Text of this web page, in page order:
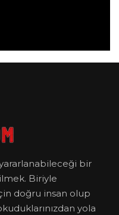
bir
Biriyle
doğru insan olup
yola